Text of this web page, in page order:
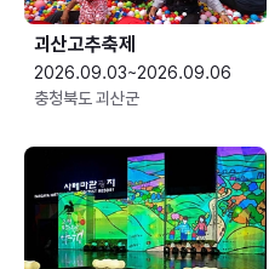
괴산고추축제
2026.09.03~2026.09.06
충청북도 괴산군